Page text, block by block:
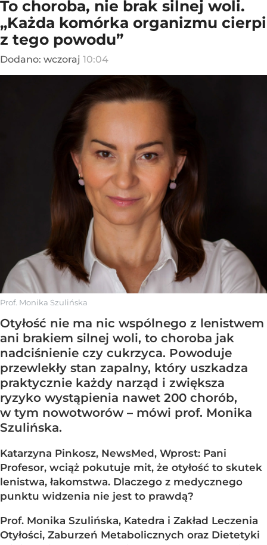
To choroba, nie brak silnej woli.
„Każda komórka organizmu cierpi
z tego powodu”
Dodano: wczoraj 10:04
Prof. Monika Szulińska
Otyłość nie ma nic wspólnego z lenistwem
ani brakiem silnej woli, to choroba jak
nadciśnienie czy cukrzyca. Powoduje
przewlekły stan zapalny, który uszkadza
praktycznie każdy narząd i zwiększa
ryzyko wystąpienia nawet 200 chorób,
w tym nowotworów – mówi prof. Monika
Szulińska.
Katarzyna Pinkosz, NewsMed, Wprost: Pani
Profesor, wciąż pokutuje mit, że otyłość to skutek
lenistwa, łakomstwa. Dlaczego z medycznego
punktu widzenia nie jest to prawdą?
Prof. Monika Szulińska, Katedra i Zakład Leczenia
Otyłości, Zaburzeń Metabolicznych oraz Dietetyki